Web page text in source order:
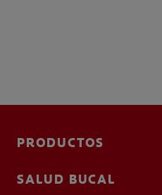
PRODUCTOS
SALUD BUCAL